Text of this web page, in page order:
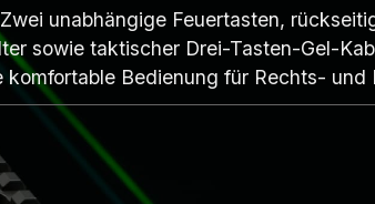
unabhängige Feuertasten,
sowie taktischer Drei-Tasten-Gel-
komfortable Bedienung für Rechts- und